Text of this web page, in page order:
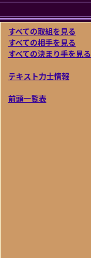
すべての取組を見る
すべての相手を見る
すべての決まり手を見る
テキスト力士情報
前頭一覧表